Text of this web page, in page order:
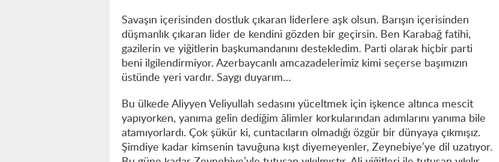
Savaşın içerisinden dostluk çıkaran liderlere aşk olsun. Barışın içerisinden
düşmanlık çıkaran lider de kendini gözden bir geçirsin. Ben Karabağ fatihi,
gazilerin ve yiğitlerin başkumandanını destekledim. Parti olarak hiçbir parti
beni ilgilendirmiyor. Azerbaycanlı amcazadelerimiz kimi seçerse başımızın
üstünde yeri vardır. Saygı duyarım…
Bu ülkede Aliyyen Veliyullah sedasını yüceltmek için işkence altınca mescit
yapıyorken, yanıma gelin dediğim âlimler korkularından adımlarını yanıma bile
atamıyorlardı. Çok şükür ki, cuntacıların olmadığı özgür bir dünyaya çıkmışız.
Şimdiye kadar kimsenin tavuğuna kışt diyemeyenler, Zeynebiye’ye dil uzatıyor.